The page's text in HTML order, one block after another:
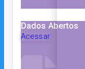
Dados Abertos
Acessar